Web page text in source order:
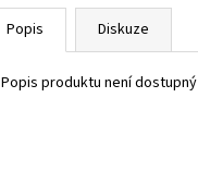
Popis Diskuze
Popis produktu není dostupný